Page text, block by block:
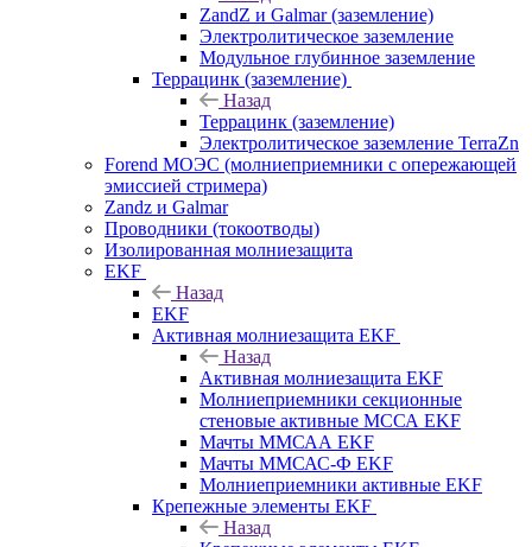
ZandZ и Galmar (заземление)
Электролитическое заземление
Модульное глубинное заземление
Террацинк (заземление)
Назад
Террацинк (заземление)
Электролитическое заземление TerraZn
Forend МОЭС (молниеприемники с опережающей
эмиссией стримера)
Zandz и Galmar
Проводники (токоотводы)
Изолированная молниезащита
EKF
Назад
EKF
Активная молниезащита EKF
Назад
Активная молниезащита EKF
Молниеприемники секционные
стеновые активные МССА EKF
Мачты ММСАА EKF
Мачты ММСАС-Ф EKF
Молниеприемники активные EKF
Крепежные элементы EKF
Назад